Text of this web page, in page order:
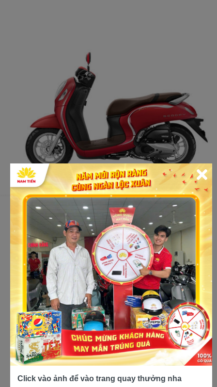
Cửa hàng xe máy uy tín
Click vào ảnh để vào trang quay thưởng nha